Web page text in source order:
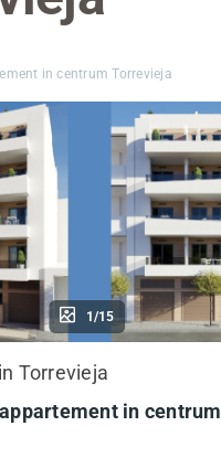
in centrum Torrevieja
1/15
Torrevieja
in centrum